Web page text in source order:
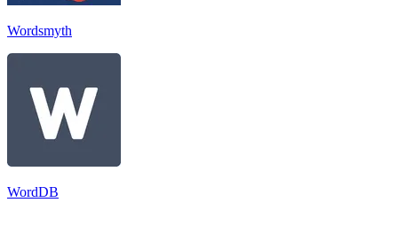
Wordsmyth
WordDB